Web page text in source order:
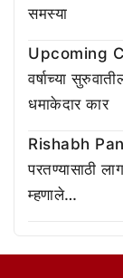
समस्या
Upcoming
वर्षाच्या
धमाकेदार कार
Rishabh
परतण्यासाठी
म्हणाले…